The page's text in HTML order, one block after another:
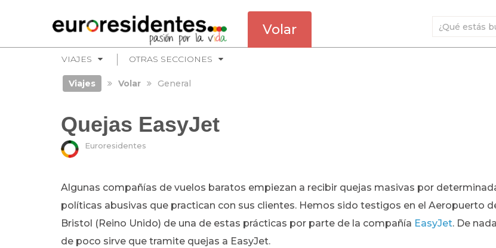
Volar
VIAJES OTRAS SECCIONES
Viajes Volar General
Quejas EasyJet
Euroresidentes
Algunas compañías de vuelos baratos empiezan a recibir quejas masivas por
políticas abusivas que practican con sus clientes. Hemos sido testigos en el Aeropuerto
Bristol (Reino Unido) de una de estas prácticas por parte de la compañía EasyJet. De
de poco sirve que tramite quejas a EasyJet.